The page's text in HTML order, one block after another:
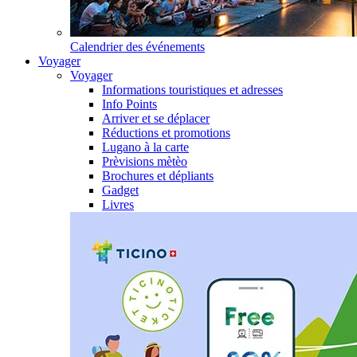
Calendrier des événements
Voyager
Voyager
Informations touristiques et adresses
Info Points
Arriver et se déplacer
Réductions et promotions
Lugano à la carte
Prèvisions mètèo
Brochures et dépliants
Gadget
Livres